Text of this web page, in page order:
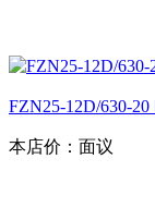
FZN25-12D/630-
本店价： 面议